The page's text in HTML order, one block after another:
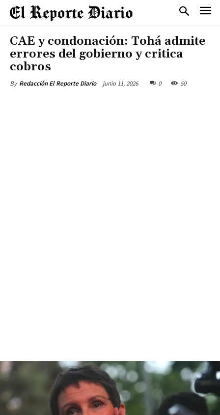
CAE y condonación: Tohá admite
errores del gobierno y critica
cobros
By Redacción El Reporte Diario junio 11, 2026 0 50